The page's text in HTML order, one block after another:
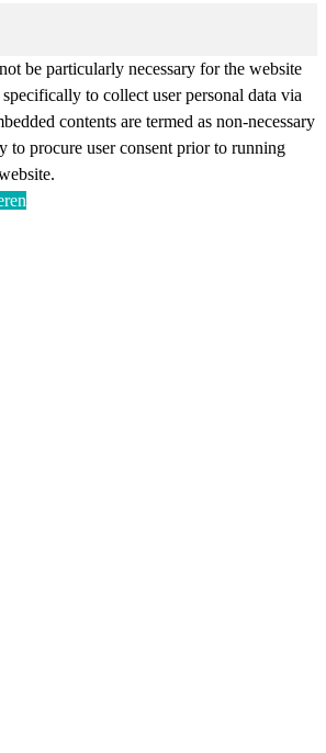
be particularly necessary for the website
to collect user personal data via
contents are termed as non-necessary
to procure user consent prior to running